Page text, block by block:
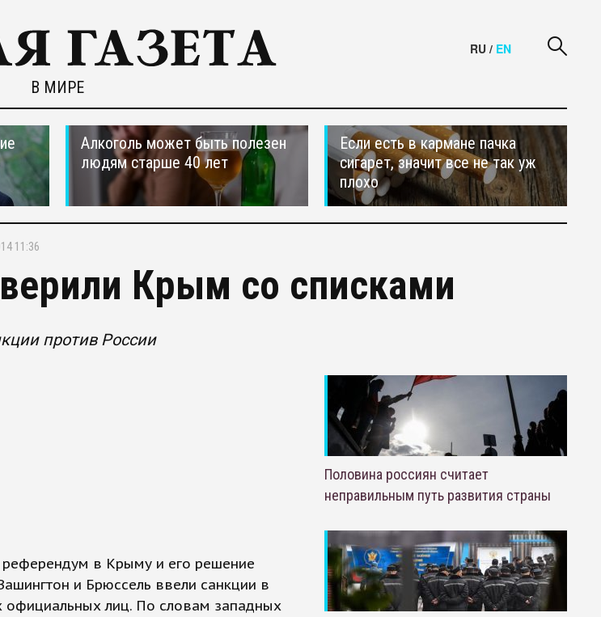
В МИРЕ
RU / EN
Алкоголь может быть полезен
людям старше 40 лет
Если есть в кармане пачка
сигарет, значит все не так уж
плохо
11:36
Крым со списками
против России
в Крыму и его решение
и Брюссель ввели санкции в
официальных лиц. По словам западных
Половина россиян считает
неправильным путь развития страны